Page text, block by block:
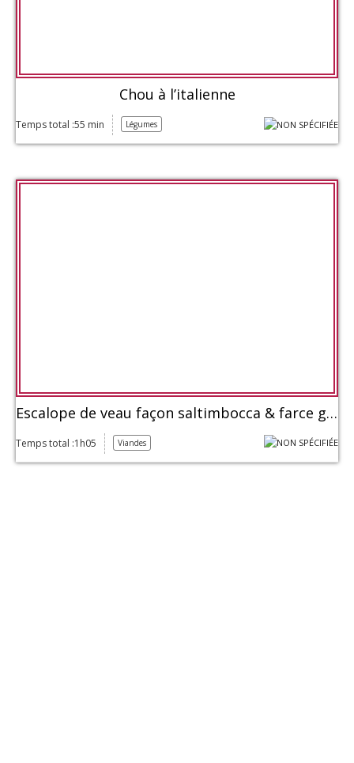
Chou à l’italienne
Temps total :55 min Légumes
Escalope de veau façon saltimbocca & farce gremolata aux anchois
Temps total :1h05 Viandes